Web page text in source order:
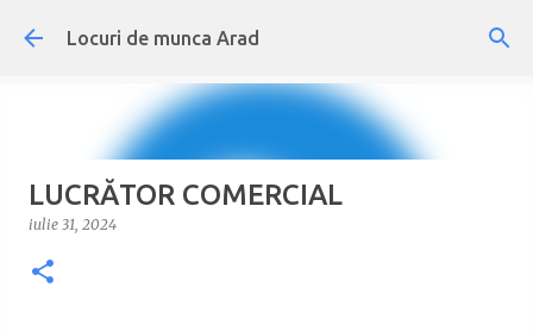
Treceți la conținutul principal
Locuri de munca Arad
LUCRĂTOR COMERCIAL
iulie 31, 2024